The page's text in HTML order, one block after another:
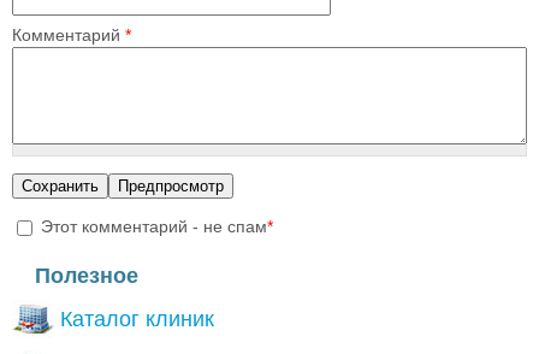
Комментарий *
Этот комментарий - не спам*
Полезное
Каталог клиник